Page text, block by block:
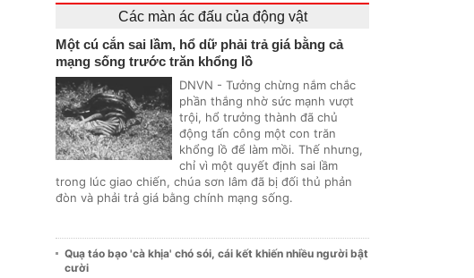
Các màn ác đấu của động vật
Một cú cắn sai lầm, hổ dữ phải trả giá bằng cả
mạng sống trước trăn khổng lồ
DNVN - Tưởng chừng nắm chắc
phần thắng nhờ sức mạnh vượt
trội, hổ trưởng thành đã chủ
động tấn công một con trăn
khổng lồ để làm mồi. Thế nhưng,
chỉ vì một quyết định sai lầm
trong lúc giao chiến, chúa sơn lâm đã bị đối thủ phản
đòn và phải trả giá bằng chính mạng sống.
Quạ táo bạo 'cà khịa' chó sói, cái kết khiến nhiều người bật
cười